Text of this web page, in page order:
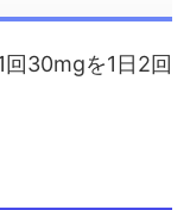
30mgを1日2回